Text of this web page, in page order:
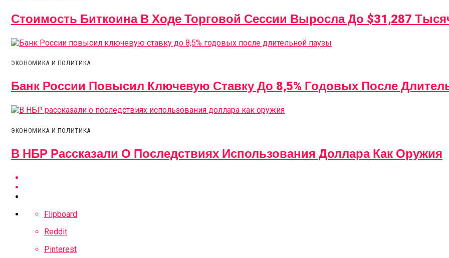
Стоимость Биткоина В Ходе Торговой Сессии Выросла До $31,287
ЭКОНОМИКА И ПОЛИТИКА
Банк России Повысил Ключевую Ставку До 8,5% Годовых После
ЭКОНОМИКА И ПОЛИТИКА
В НБР Рассказали О Последствиях Использования Доллара Как Оружия
Flipboard
Reddit
Pinterest